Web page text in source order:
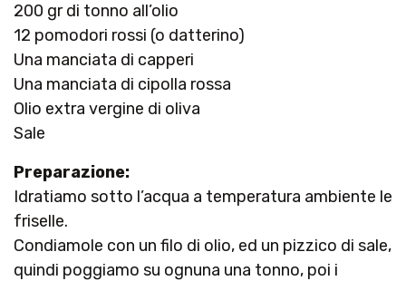
200 gr di tonno all’olio
12 pomodori rossi (o datterino)
Una manciata di capperi
Una manciata di cipolla rossa
Olio extra vergine di oliva
Sale
Preparazione:
Idratiamo sotto l’acqua a temperatura ambiente le
friselle.
Condiamole con un filo di olio, ed un pizzico di sale,
quindi poggiamo su ognuna una tonno, poi i